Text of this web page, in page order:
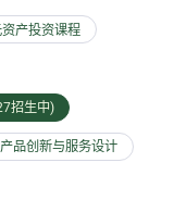
资产投资课程
招生中)
产品创新与服务设计